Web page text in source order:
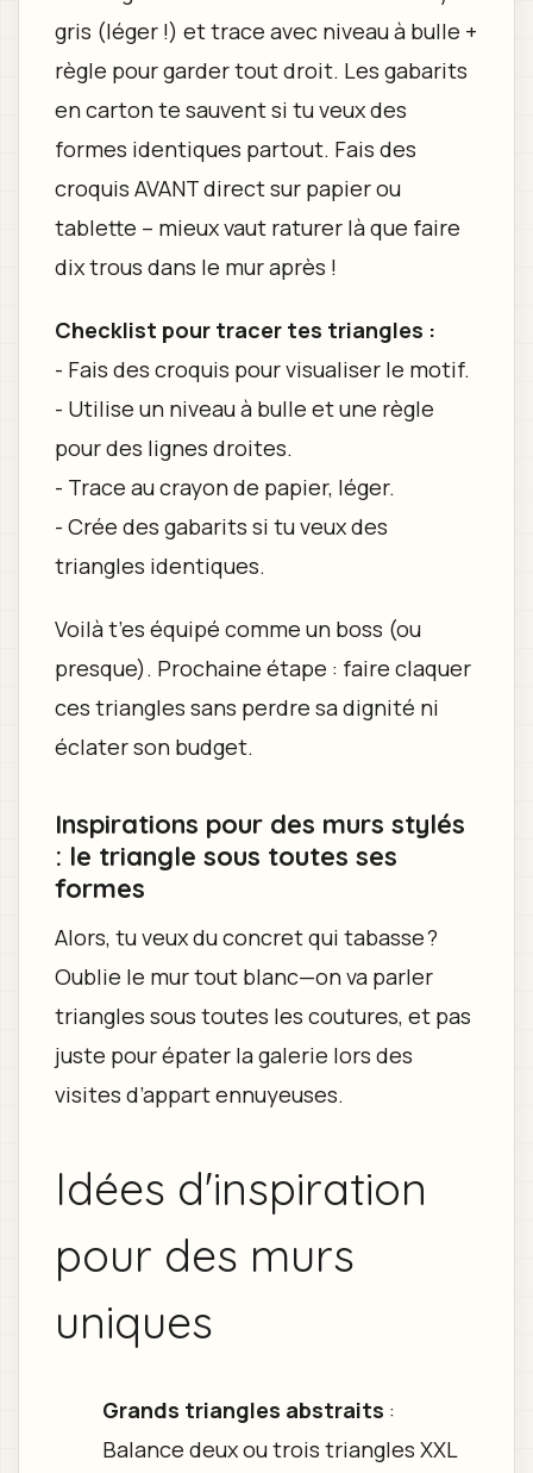
gris (léger !) et trace avec niveau à bulle +
règle pour garder tout droit. Les gabarits
en carton te sauvent si tu veux des
formes identiques partout. Fais des
croquis AVANT direct sur papier ou
tablette – mieux vaut raturer là que faire
dix trous dans le mur après !
Checklist pour tracer tes triangles :
- Fais des croquis pour visualiser le motif.
- Utilise un niveau à bulle et une règle
pour des lignes droites.
- Trace au crayon de papier, léger.
- Crée des gabarits si tu veux des
triangles identiques.
Voilà t’es équipé comme un boss (ou
presque). Prochaine étape : faire claquer
ces triangles sans perdre sa dignité ni
éclater son budget.
Inspirations pour des murs stylés
: le triangle sous toutes ses
formes
Alors, tu veux du concret qui tabasse ?
Oublie le mur tout blanc—on va parler
triangles sous toutes les coutures, et pas
juste pour épater la galerie lors des
visites d’appart ennuyeuses.
Idées d'inspiration
pour des murs
uniques
Grands triangles abstraits :
Balance deux ou trois triangles XXL